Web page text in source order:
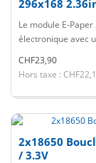
296x168
Le module E-
électronique avec
CHF23,90
Hors taxe :
2x18650
/ 3.3V